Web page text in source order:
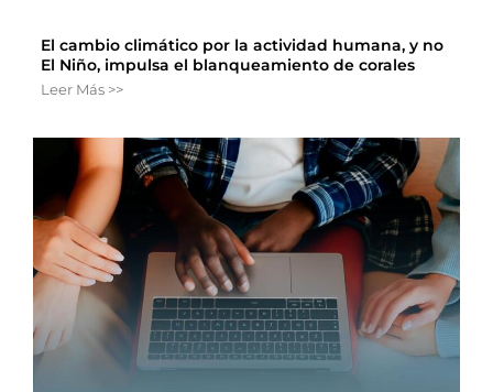
El cambio climático por la actividad humana, y no
El Niño, impulsa el blanqueamiento de corales
Leer Más >>